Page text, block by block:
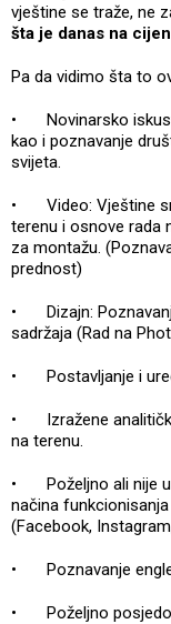
vještine se traže, ne
šta je danas na
Pa da vidimo šta to
•
Novinarsko
kao i poznavanje
svijeta.
•
Video: Vještine
terenu i osnove rada
za montažu.
prednost)
•
Dizajn:
sadržaja (Rad na
• Postavljanje i
•
Izražene
na terenu.
•
Poželjno ali nije
načina
(Facebook,
• Poznavanje
• Poželjno